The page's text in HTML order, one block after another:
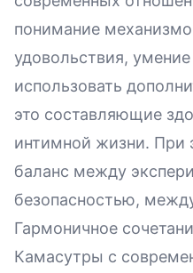
понимание
удовольствия,
использовать
это составляющие
интимной жизни. При
баланс между
безопасностью,
Гармоничное
Камасутры с